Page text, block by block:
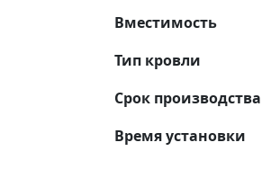
Вместимость
Тип кровли
Срок производства
Время установки